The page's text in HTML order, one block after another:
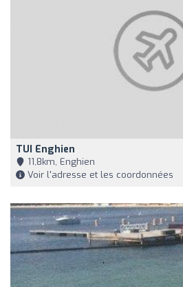
TUI Enghien
11,8km, Enghien
Voir l'adresse et les coordonnées